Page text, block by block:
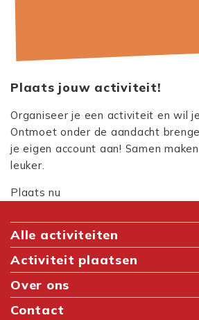
Plaats jouw activiteit!
Organiseer je een activiteit en wil
Ontmoet onder de aandacht
je eigen account aan! Samen
leuker.
Plaats nu
Alle activiteiten
Activiteit plaatsen
Over ons
Contact